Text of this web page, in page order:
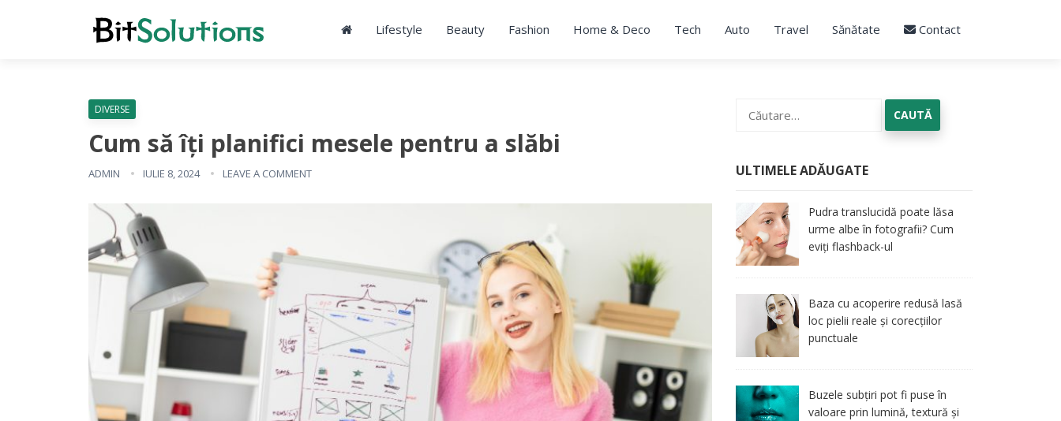
Lifestyle Beauty Fashion Home & Deco Tech Auto Travel Sănătate Contact
DIVERSE
Cum să îți planifici mesele pentru a slăbi
ADMIN IULIE 8, 2024 LEAVE A COMMENT
după:
ULTIMELE ADĂUGATE
Pudra translucidă poate lăsa
urme albe în fotografii? Cum
eviți flashback-ul
Baza cu acoperire redusă lasă
loc pielii reale și corecțiilor
punctuale
Buzele subțiri pot fi puse în
valoare prin lumină, textură și